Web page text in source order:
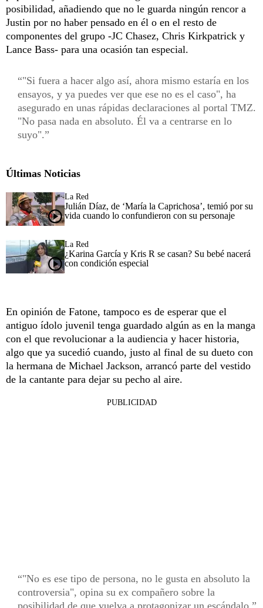
posibilidad, añadiendo que no le guarda ningún rencor a
Justin por no haber pensado en él o en el resto de
componentes del grupo -JC Chasez, Chris Kirkpatrick y
Lance Bass- para una ocasión tan especial.
"Si fuera a hacer algo así, ahora mismo estaría en los
ensayos, y ya puedes ver que ese no es el caso", ha
asegurado en unas rápidas declaraciones al portal TMZ.
"No pasa nada en absoluto. Él va a centrarse en lo
suyo".
Últimas Noticias
La Red
Julián Díaz, de ‘María la Caprichosa’, temió por su
vida cuando lo confundieron con su personaje
La Red
¿Karina García y Kris R se casan? Su bebé nacerá
con condición especial
En opinión de Fatone, tampoco es de esperar que el
antiguo ídolo juvenil tenga guardado algún as en la manga
con el que revolucionar a la audiencia y hacer historia,
algo que ya sucedió cuando, justo al final de su dueto con
la hermana de Michael Jackson, arrancó parte del vestido
de la cantante para dejar su pecho al aire.
PUBLICIDAD
"No es ese tipo de persona, no le gusta en absoluto la
controversia", opina su ex compañero sobre la
posibilidad de que vuelva a protagonizar un escándalo.